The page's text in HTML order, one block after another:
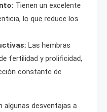
Tienen un excelente
lo que reduce los
Las hembras
fertilidad y prolificidad,
constante de
algunas desventajas a